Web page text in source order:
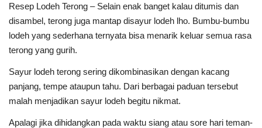
Resep Lodeh Terong – Selain enak banget kalau ditumis dan
disambel, terong juga mantap disayur lodeh lho. Bumbu-bumbu
lodeh yang sederhana ternyata bisa menarik keluar semua rasa
terong yang gurih.
Sayur lodeh terong sering dikombinasikan dengan kacang
panjang, tempe ataupun tahu. Dari berbagai paduan tersebut
malah menjadikan sayur lodeh begitu nikmat.
Apalagi jika dihidangkan pada waktu siang atau sore hari teman-